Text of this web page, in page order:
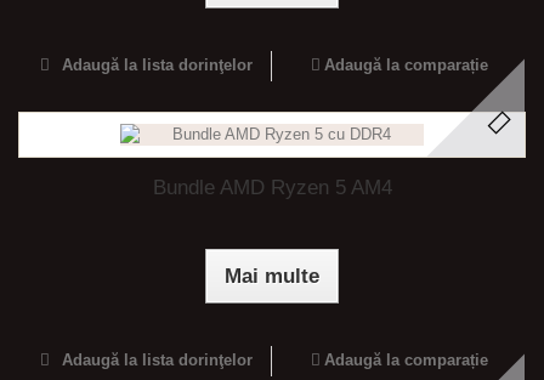
Adaugă la lista dorinţelor Adaugă la comparație
Bundle AMD Ryzen 5 AM4
Mai multe
Adaugă la lista dorinţelor Adaugă la comparație